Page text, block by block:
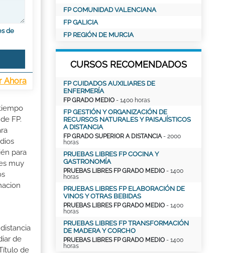
de
Ahora
FP.
para
muy
de
de
FP COMUNIDAD VALENCIANA
FP GALICIA
FP REGIÓN DE MURCIA
CURSOS RECOMENDADOS
FP CUIDADOS AUXILIARES DE
ENFERMERÍA
FP GRADO MEDIO - 1400 horas
FP GESTIÓN Y ORGANIZACIÓN DE
RECURSOS NATURALES Y PAISAJÍSTICOS
A DISTANCIA
FP GRADO SUPERIOR A DISTANCIA- 2000
horas
PRUEBAS LIBRES FP COCINA Y
GASTRONOMÍA
PRUEBAS LIBRES FP GRADO MEDIO - 1400
horas
PRUEBAS LIBRES FP ELABORACIÓN DE
VINOS Y OTRAS BEBIDAS
PRUEBAS LIBRES FP GRADO MEDIO - 1400
horas
PRUEBAS LIBRES FP TRANSFORMACIÓN
DE MADERA Y CORCHO
PRUEBAS LIBRES FP GRADO MEDIO - 1400
horas